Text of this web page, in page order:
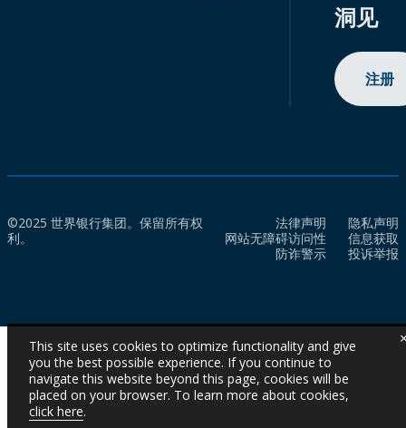
洞见
注册
©2025 世界银行集团。保留所有权
利。
法律声明
隐私声明
网站无障碍访问性
信息获取
防诈警示
投诉举报
This site uses cookies to optimize functionality and give
you the best possible experience. If you continue to
navigate this website beyond this page, cookies will be
placed on your browser. To learn more about cookies,
click here.